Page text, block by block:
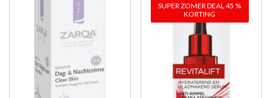
SUPER ZOMER DEAL 45 %
KORTING